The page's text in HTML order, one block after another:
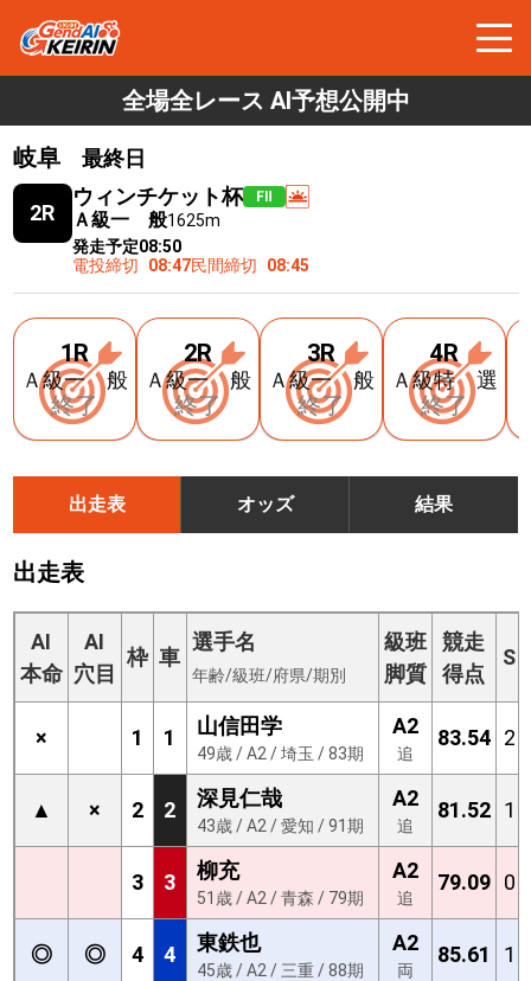
全場全レース AI予想公開中
岐阜
最終日
2R
ウィンチケット杯 FⅡ
Ａ級一 般1625m
発走予定08:50
電投締切
08:47民間締切 08:45
1R
Ａ級一 般
終了
2R
Ａ級一 般
終了
3R
Ａ級一 般
終了
4R
Ａ級特 選
終了
出走表 オッズ 結果
出走表
AI
本命
AI
穴目
枠 車
選手名
年齢/級班/府県/期別
級班
脚質
競走
得点
S
× 1 1 山信田学
49歳 / A2 / 埼玉 / 83期
A2
追
83.54 2
▲ × 2 2 深見仁哉
43歳 / A2 / 愛知 / 91期
A2
追
81.52 1
3 3 柳充
51歳 / A2 / 青森 / 79期
A2
追
79.09 0
◎ ◎ 4 4 東鉄也
45歳 / A2 / 三重 / 88期
A2
両
85.61 1